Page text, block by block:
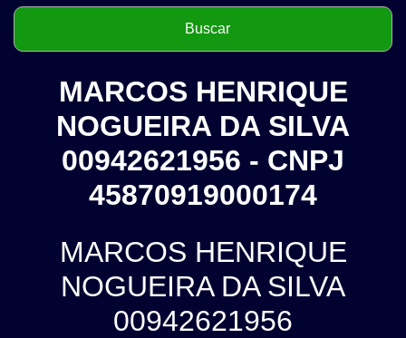
MARCOS HENRIQUE
NOGUEIRA DA SILVA
00942621956 - CNPJ
45870919000174
MARCOS HENRIQUE
NOGUEIRA DA SILVA
00942621956